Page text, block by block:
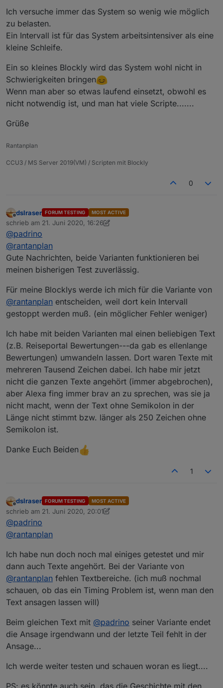
Ich versuche immer das System so wenig wie möglich
zu belasten.
Ein Intervall ist für das System arbeitsintensiver als eine
kleine Schleife.
Ein so kleines Blockly wird das System wohl nicht in
Schwierigkeiten bringen
Wenn man aber so etwas laufend einsetzt, obwohl es
nicht notwendig ist, und man hat viele Scripte.......
Grüße
Rantanplan
CCU3 / MS Server 2019(VM) / Scripten mit Blockly
0
Offline
dslraser FORUM TESTING MOST ACTIVE
schrieb am 21. Juni 2020, 16:26
zuletzt editiert von dslraser
@padrino
@rantanplan
Gute Nachrichten, beide Varianten funktionieren bei
meinen bisherigen Test zuverlässig.
Für meine Blocklys werde ich mich für die Variante von
@rantanplan entscheiden, weil dort kein Intervall
gestoppt werden muß. (ein möglicher Fehler weniger)
Ich habe mit beiden Varianten mal einen beliebigen Text
(z.B. Reiseportal Bewertungen---da gab es ellenlange
Bewertungen) umwandeln lassen. Dort waren Texte mit
mehreren Tausend Zeichen dabei. Ich habe mir jetzt
nicht die ganzen Texte angehört (immer abgebrochen),
aber Alexa fing immer brav an zu sprechen, was sie ja
nicht macht, wenn der Text ohne Semikolon in der
Länge nicht stimmt bzw. länger als 250 Zeichen ohne
Semikolon ist.
Danke Euch Beiden
1
Offline
dslraser FORUM TESTING MOST ACTIVE
schrieb am 21. Juni 2020, 20:01
zuletzt editiert von dslraser
@padrino
@rantanplan
Ich habe nun doch noch mal einiges getestet und mir
dann auch Texte angehört. Bei der Variante von
@rantanplan fehlen Textbereiche. (ich muß nochmal
schauen, ob das ein Timing Problem ist, wenn man den
Text ansagen lassen will)
Beim gleichen Text mit @padrino seiner Variante endet
die Ansage irgendwann und der letzte Teil fehlt in der
Ansage...
Ich werde weiter testen und schauen woran es liegt....
PS: es könnte auch sein, das die Geschichte mit den